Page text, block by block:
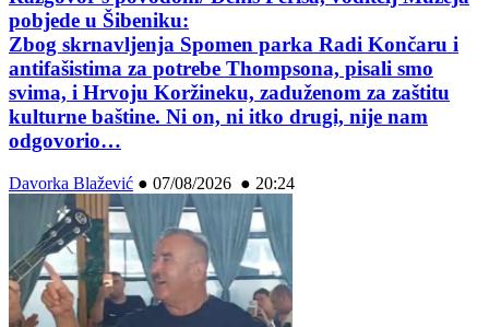
pobjede u Šibeniku:
Zbog skrnavljenja Spomen parka Radi Končaru i
antifašistima za potrebe Thompsona, pisali smo
svima, i Hrvoju Koržineku, zaduženom za zaštitu
kulturne baštine. Ni on, ni itko drugi, nije nam
odgovorio…
Davorka Blažević ● 07/08/2026 ● 20:24